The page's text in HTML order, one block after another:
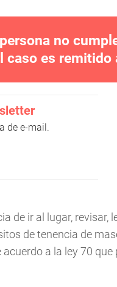
no
caso es remitido
de e-mail.
de ir al lugar,
de tenencia de
a la ley 70